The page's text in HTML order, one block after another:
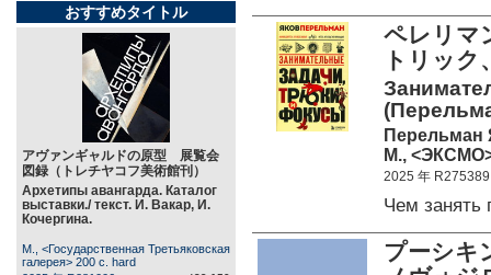
おすすめタイトル
アヴァンギャルドの原型 展覧会
図録（トレチヤコフ美術館刊）
Архетипы авангарда. Каталог
выставки./ текст. И. Вакар, И.
Кочергина.
М., <Государственная Третьяковская
галерея> 200 c. hard
ペレリマ
トリッ
Перельман
М.,
2025 年 R275389
Чем занять
プーシ